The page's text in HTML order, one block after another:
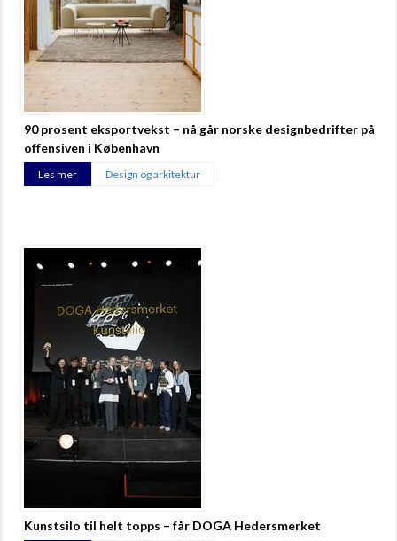
90 prosent eksportvekst – nå går norske designbedrifter på
offensiven i København
Les mer Design og arkitektur
Kunstsilo til helt topps – får DOGA Hedersmerket